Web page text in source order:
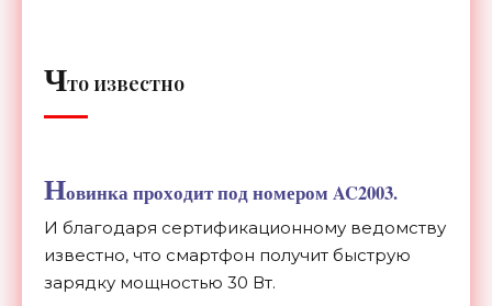
Что известно
Новинка проходит под номером AC2003.
И благодаря сертификационному ведомству
известно, что смартфон получит быструю
зарядку мощностью 30 Вт.